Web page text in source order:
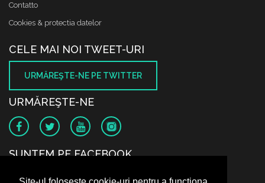
Contatto
Cookies & protectia datelor
CELE MAI NOI TWEET-URI
URMĂREŞTE-NE PE TWITTER
URMĂREŞTE-NE
SUNTEM PE FACEBOOK